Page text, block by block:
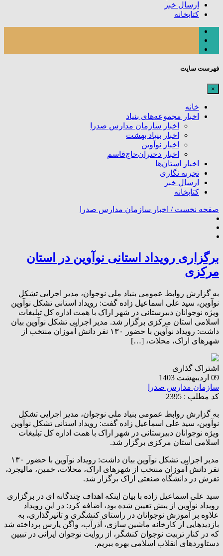
ارسال خبر
کتابخانه
فهرست سایت
×
خانه
اخبار مجموعه‌های بنیاد
اخبار سازمان مدارس صدرا
اخبار بنیاد بهشت
اخبار نوآوین
اخبار دختران‌حاج‌قاسم
اخبار استان‌ها
تجربه نگاری
ارسال خبر
کتابخانه
صفحه نخست / اخبار سازمان مدارس صدرا
برگزاری رویداد استانی نوآوین در استان
مرکزی
به گزارش روابط عمومی بنیاد ملی نوجوان، مدیر اجرایی تشکل
نوآوین، سید علی اسماعیل زاده گفت: رویداد استانی تشکل نوآوین
ویژه نوجوانان دبیرستانی در شهر اراک با همت اداره کل تبلیغات
اسلامی استان مرکزی برگزار شد. مدیر اجرایی تشکل نوآوین بیان
داشت: رویداد نوآوین با حضور ۱۳۰ نفر دانش آموزان منتخب از
شهرهای اراک، محلات، […]
اشتراک گذاری
09 اردیبهشت 1403
سازمان مدارس صدرا
کد مطلب : 2395
به گزارش روابط عمومی بنیاد ملی نوجوان، مدیر اجرایی تشکل
نوآوین، سید علی اسماعیل زاده گفت: رویداد استانی تشکل نوآوین
ویژه نوجوانان دبیرستانی در شهر اراک با همت اداره کل تبلیغات
اسلامی استان مرکزی برگزار شد.
مدیر اجرایی تشکل نوآوین بیان داشت: رویداد نوآوین با حضور ۱۳۰
نفر دانش آموزان منتخب از شهرهای اراک، محلات، خمین، مالیجرد،
تفرش در دانشگاه صنعتی اراک برگزار شد.
سید علی اسماعیل زاده با بیان اینکه اهداف چندگانه ای در برگزاری
رویداد نوآوین از پیش تعیین شده بود، اضافه کرد: در این رویداد
علاوه بر آموزش نوجوانان در راستای کنشگری و تاثیرگذاری، به
بازدیدهایی از کارخانه ماشین سازی، آذرآب، واگن پارس پرداخته شد
که در کنار تربیت نوجوان کنشگر، از روایت نوجوان ایرانی در تبیین
دستاوردهای انقلاب اسلامی بهره ببریم.